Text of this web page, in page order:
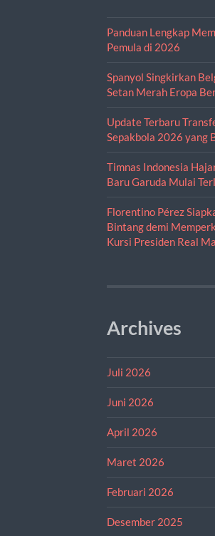
Panduan Lengkap
Pemula di 2026
Spanyol Singkirkan
Setan Merah Eropa
Update Terbaru
Sepakbola 2026 yang
Timnas Indonesia
Baru Garuda Mulai
Florentino Pérez
Bintang demi
Kursi Presiden Real
Archives
Juli 2026
Juni 2026
April 2026
Maret 2026
Februari 2026
Desember 2025